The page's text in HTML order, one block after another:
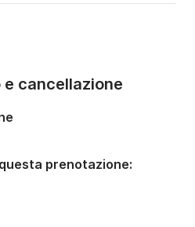
cancellazione
prenotazione: